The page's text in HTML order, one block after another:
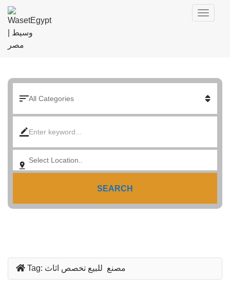
SEARCH
Tag: مصنع للبيع تخصص اثاث